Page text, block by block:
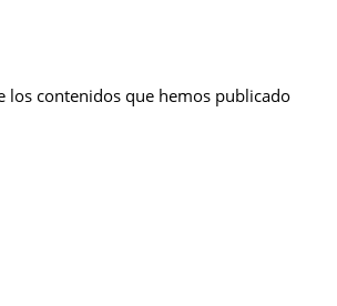
los contenidos que hemos publicado